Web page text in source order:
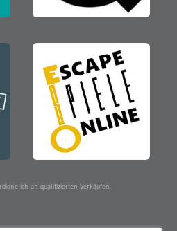
ich an qualifizierten Verkäufen.